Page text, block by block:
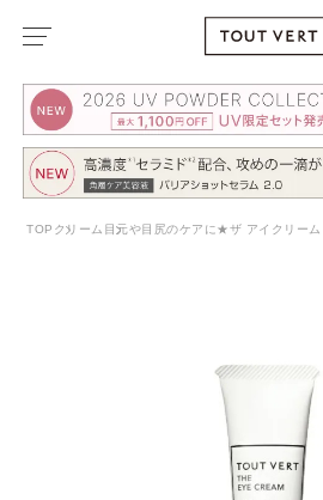
TOP クリーム 目元や目尻のケアに★ザ アイクリーム